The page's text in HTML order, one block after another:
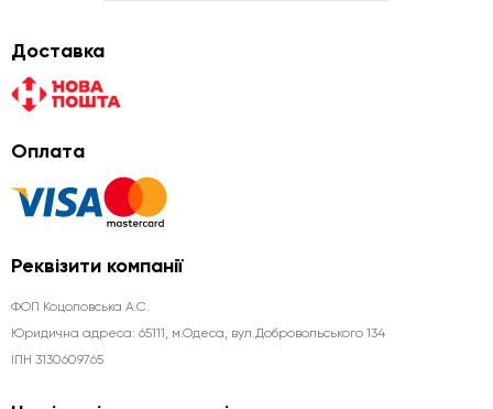
Доставка
Оплата
Реквізити компанії
ФОП Коцоловська А.С.
Юридична aдреса: 65111, м.Одеса, вул.Добровольського 134
ІПН 3130609765